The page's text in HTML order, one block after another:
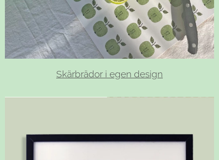
Skärbrädor i egen design